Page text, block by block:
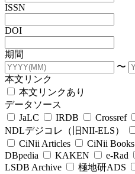
ISSN
DOI
期間
〜
本文リンク
本文リンクあり
データソース
JaLC
IRDB Crossref
NDLデジコレ（旧NII-ELS）
CiNii Articles
CiNii Books
DBpedia
KAKEN e-Rad
LSDB Archive
極地研ADS